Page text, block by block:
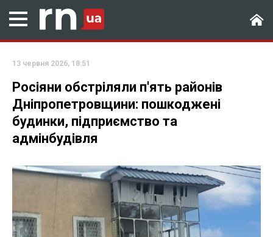
13 червня 2026, 18:51
Росіяни обстріляли п'ять районів
Дніпропетровщини: пошкоджені
будинки, підприємство та
адмінбудівля